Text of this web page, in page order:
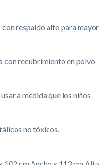
con respaldo alto para mayor
con recubrimiento en polvo
a medida que los niños
no tóxicos.